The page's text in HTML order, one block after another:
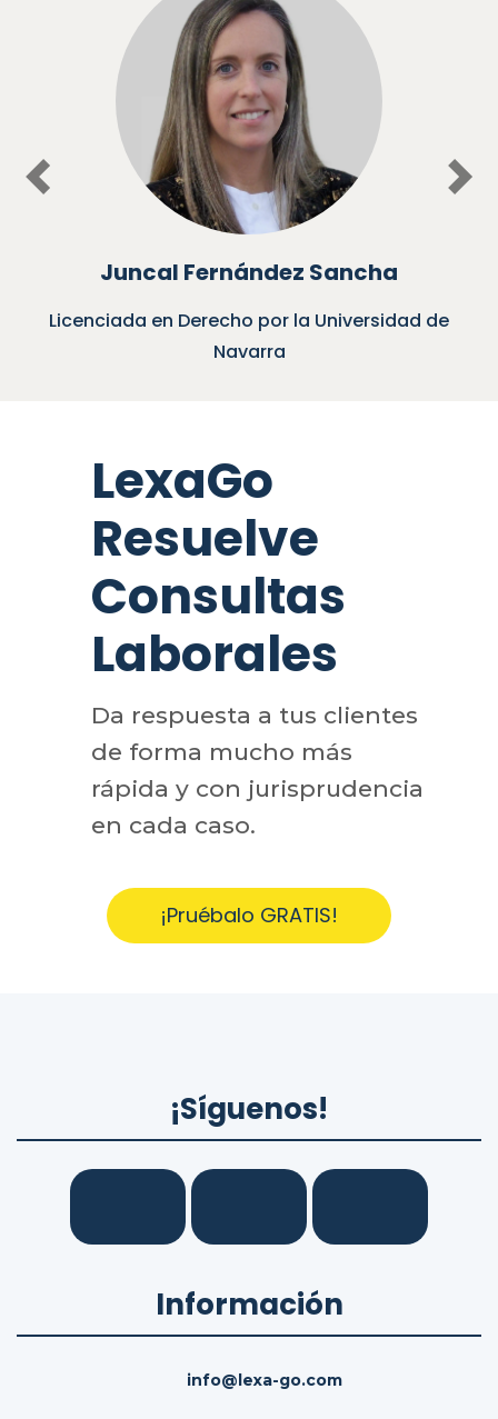
Juncal Fernández Sancha
Licenciada en Derecho por la Universidad de
Navarra
Previous
LexaGo
Resuelve
Consultas
Laborales
Da respuesta a tus clientes
de forma mucho más
rápida y con jurisprudencia
en cada caso.
¡Pruébalo GRATIS!
¡Síguenos!
Información
info@lexa-go.com